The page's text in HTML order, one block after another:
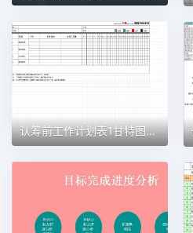
认筹前工作计划表1甘特图excel模板